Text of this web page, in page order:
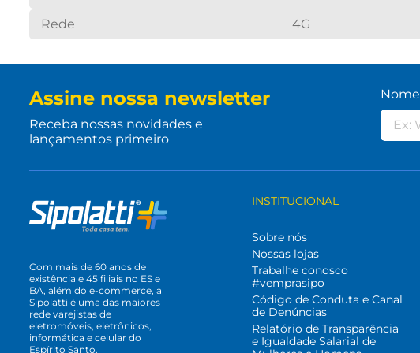
Rede 4G
Assine nossa newsletter
Receba nossas novidades e
lançamentos primeiro
Nome
Com mais de 60 anos de
existência e 45 filiais no ES e
BA, além do e-commerce, a
Sipolatti é uma das maiores
rede varejistas de
eletromóveis, eletrônicos,
informática e celular do
Espírito Santo.
INSTITUCIONAL
Sobre nós
Nossas lojas
Trabalhe conosco
#vemprasipo
Código de Conduta e Canal
de Denúncias
Relatório de Transparência
e Igualdade Salarial de